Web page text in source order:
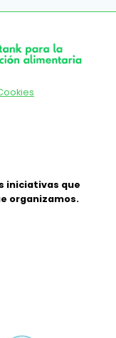
iniciativas que
organizamos.